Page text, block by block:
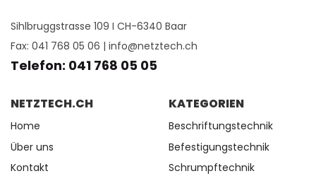
Sihlbruggstrasse 109 I CH-6340 Baar
Fax: 041 768 05 06 | info@netztech.ch
Telefon: 041 768 05 05
NETZTECH.CH
Home
Über uns
Kontakt
KATEGORIEN
Beschriftungstechnik
Befestigungstechnik
Schrumpftechnik